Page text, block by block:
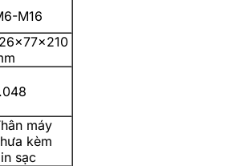
M16
máy
kèm
sạc